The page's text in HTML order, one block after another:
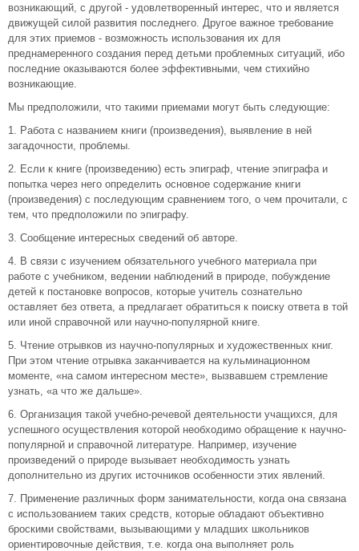
возникающий, с другой - удовлетворенный интерес, что и является
движущей силой развития последнего. Другое важное требование
для этих приемов - возможность использования их для
преднамеренного создания перед детьми проблемных ситуаций, ибо
последние оказываются более эффективными, чем стихийно
возникающие.
Мы предположили, что такими приемами могут быть следующие:
1. Работа с названием книги (произведения), выявление в ней
загадочности, проблемы.
2. Если к книге (произведению) есть эпиграф, чтение эпиграфа и
попытка через него определить основное содержание книги
(произведения) с последующим сравнением того, о чем прочитали, с
тем, что предположили по эпиграфу.
3. Сообщение интересных сведений об авторе.
4. В связи с изучением обязательного учебного материала при
работе с учебником, ведении наблюдений в природе, побуждение
детей к постановке вопросов, которые учитель сознательно
оставляет без ответа, а предлагает обратиться к поиску ответа в той
или иной справочной или научно-популярной книге.
5. Чтение отрывков из научно-популярных и художественных книг.
При этом чтение отрывка заканчивается на кульминационном
моменте, «на самом интересном месте», вызвавшем стремление
узнать, «а что же дальше».
6. Организация такой учебно-речевой деятельности учащихся, для
успешного осуществления которой необходимо обращение к научно-
популярной и справочной литературе. Например, изучение
произведений о природе вызывает необходимость узнать
дополнительно из других источников особенности этих явлений.
7. Применение различных форм занимательности, когда она связана
с использованием таких средств, которые обладают объективно
броскими свойствами, вызывающими у младших школьников
ориентировочные действия, т.е. когда она выполняет роль